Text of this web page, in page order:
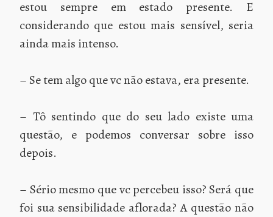
estou sempre em estado presente. E
considerando que estou mais sensível, seria
ainda mais intenso.
– Se tem algo que vc não estava, era presente.
– Tô sentindo que do seu lado existe uma
questão, e podemos conversar sobre isso
depois.
– Sério mesmo que vc percebeu isso? Será que
foi sua sensibilidade aflorada? A questão não